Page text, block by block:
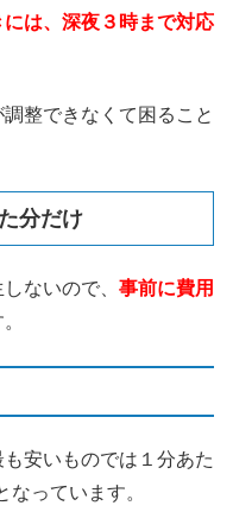
には、深夜３時まで対応
整できなくて困ること
分だけ
ないので、 事前に費用
安いものでは１分あた
っています。